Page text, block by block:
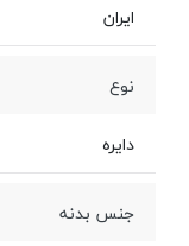
ایران
نوع
دایره
جنس بدنه